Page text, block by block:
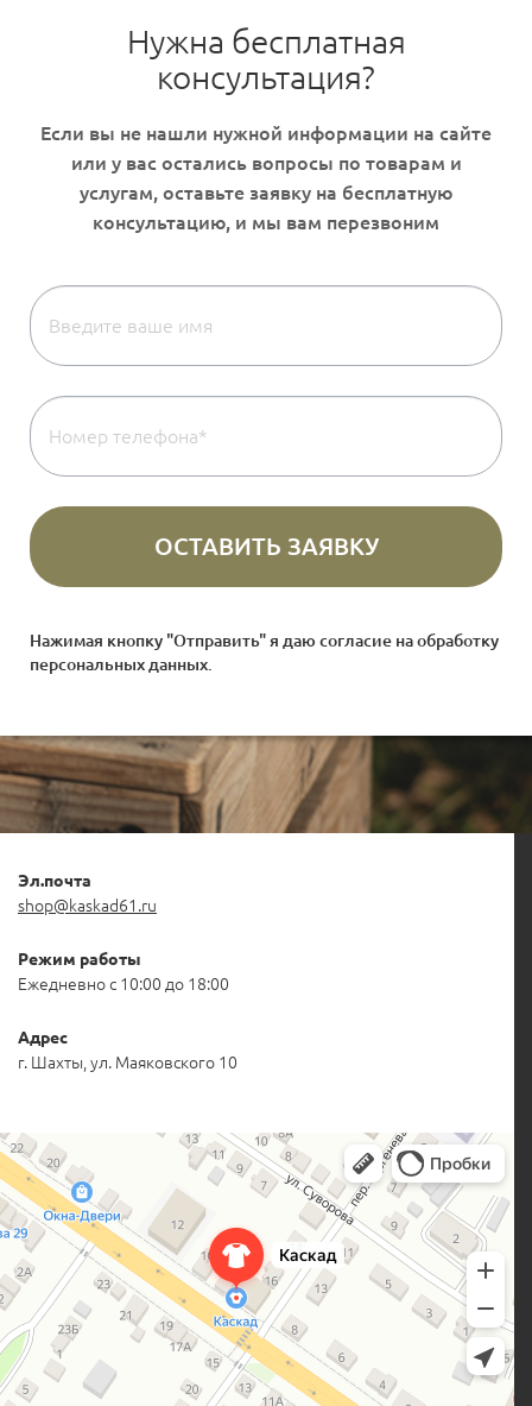
Нужна бесплатная
консультация?
Нажимая кнопку "Отправить" я даю согласие наобработку
персональных данных
Эл.почта
shop@kaskad61.ru
Режим работы
Ежедневно с 10:00 до 18:00
Адрес
г. Шахты, ул. Маяковского 10